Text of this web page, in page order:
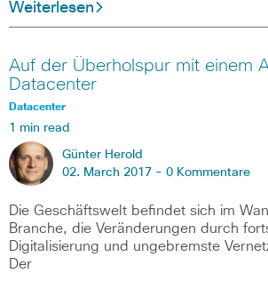
Weiterlesen
Auf der Überholspur mit einem
Datacenter
Datacenter
1 min read
Günter Herold
02. March 2017 - 0 Kommentare
Die Geschäftswelt befindet sich im
Branche, die Veränderungen durch
Digitalisierung und ungebremste
Der